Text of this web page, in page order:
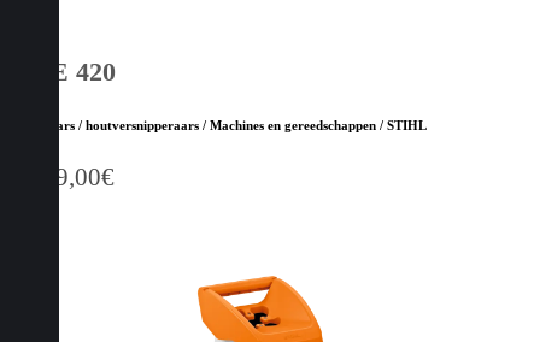
GHE 420
Hakselaars / houtversnipperaars / Machines en gereedschappen / STIHL
1.569,00€